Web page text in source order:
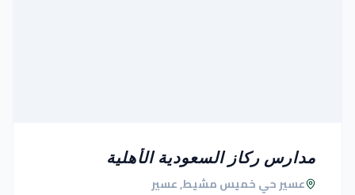
مدارس ركاز السعودية الأهلية
عسير حي خميس مشيط, عسير